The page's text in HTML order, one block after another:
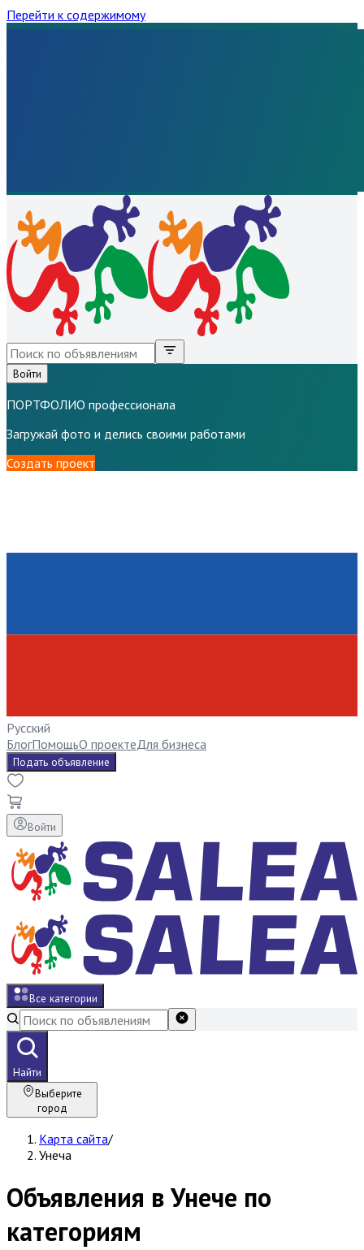
Перейти к содержимому
Войти
ПОРТФОЛИО профессионала
Загружай фото и делись своими работами
Создать проект
Русский
БлогПомощьО проектеДля бизнеса
Подать объявление
Войти
Все категории
Найти
Выберите
город
Карта сайта/
Унеча
Объявления в Унече по
категориям